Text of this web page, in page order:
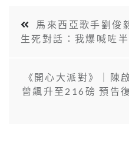
馬來西亞歌手劉俊
生死對話：我爆喊咗
《開心大派對》｜陳
曾飆升至216磅 預告